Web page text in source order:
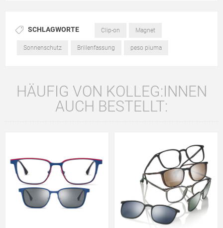
SCHLAGWORTE Clip-on Magnet
Sonnenschutz Brillenfassung peso piuma
HÄUFIG VON KOLLEG:INNEN
AUCH BESTELLT: